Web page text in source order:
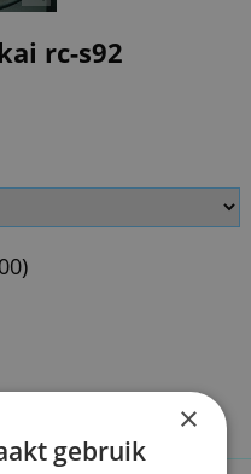
rc-s92
)
×
gebruik